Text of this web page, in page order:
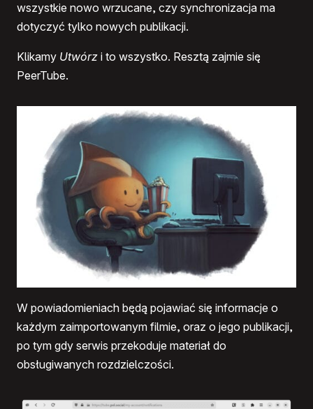
wszystkie nowo wrzucane, czy synchronizacja ma
dotyczyć tylko nowych publikacji.
Klikamy Utwórz i to wszystko. Resztą zajmie się
PeerTube.
W powiadomieniach będą pojawiać się informacje o
każdym zaimportowanym filmie, oraz o jego publikacji,
po tym gdy serwis przekoduje materiał do
obsługiwanych rozdzielczości.